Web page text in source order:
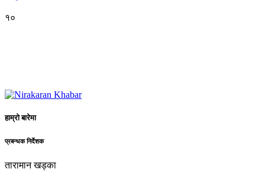
१०
हाम्रो बारेमा
प्रबन्धक निर्देशक
तारामान खड्का